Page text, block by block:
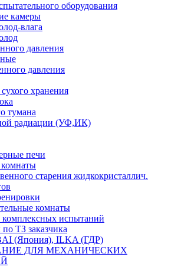
оборудования
камеры
влага
давления
давления
хранения
тумана
радиации (УФ,ИК)
печи
старения жидкокристаллич.
комнаты
испытаний
ТЗ заказчика
(Япония), ILKA (ГДР)
ДЛЯ МЕХАНИЧЕСКИХ